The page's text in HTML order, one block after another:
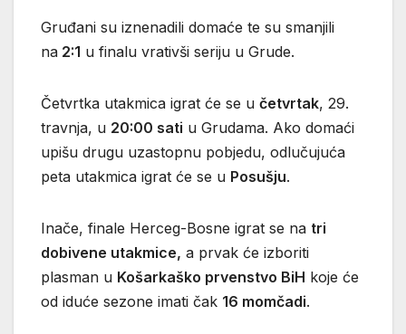
Gruđani su iznenadili domaće te su smanjili
na 2:1 u finalu vrativši seriju u Grude.
Četvrtka utakmica igrat će se u četvrtak, 29.
travnja, u 20:00 sati u Grudama. Ako domaći
upišu drugu uzastopnu pobjedu, odlučujuća
peta utakmica igrat će se u Posušju.
Inače, finale Herceg-Bosne igrat se na tri
dobivene utakmice, a prvak će izboriti
plasman u Košarkaško prvenstvo BiH koje će
od iduće sezone imati čak 16 momčadi.